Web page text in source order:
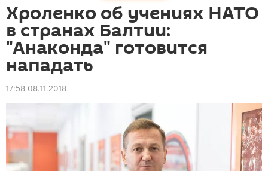
Хроленко об учениях НАТО
в странах Балтии:
"Анаконда" готовится
нападать
17:58 08.11.2018